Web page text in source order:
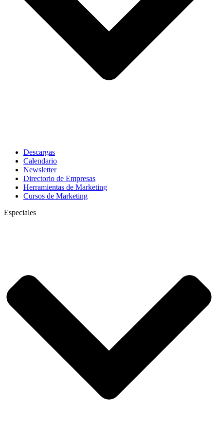
Descargas
Calendario
Newsletter
Directorio de Empresas
Herramientas de Marketing
Cursos de Marketing
Especiales